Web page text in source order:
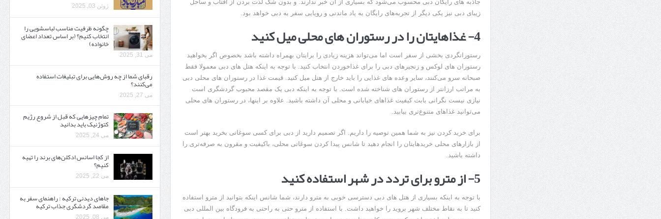
جاذبه های رایگان دبی محسوب می‌شود که بسیاری از آن خبر ندارند. و بدون شک لذت بردن از آفتاب و ساحل
زیبای دبی نیز یکی دیگر از تجربه‌های رایگان به یاد ماندنی و رویایی سفر به دبی خواهد بود.
4- غذاهایتان را در رستوران های محلی میل کنید
رستورانگردی بخشی از سفر است اما می‌تواند هزینه زیادی را برایتان بهمراه داشته باشد بخصوص اگر بخواهید
رستوران های لوکس و زنجیره‎ای دبی را برای غذاخوردن انتخاب کنید. با توجه به اینکه هتل های دبی معمولا فقط
صبحانه سرو می‌کنند، سایر وعده های غذایی را باید خارج از هتل میل کنید. قیمت غذا در رستوران های محلی دبی
به مراتب ارزانتر از رستوران های شناخته شده است. با توجه به اینکه دبی یک مقصد محبوب گردشگری است
نیازی نیست نگرانی بابت کیفیت غذاهای خیابانی و محلی آن داشته باشید. علاوه بر اینها، در رستوران های محلی
می‌توانید غذاهای متنوع‌تری بیابید.
برای خرید کردن نیز به شما همین توصیه را داریم. اگر تصمیم دارید از دبی برای کسی سوغاتی بخرید بهتر است
از بازارهای محلی خریدهایتان را انجام دهید تا شانس پیدا کردن سوغاتی محلی، باکیفیت و مقرون به صرفه‌تری را
داشته باشید.
5- از مترو برای تردد در شهر استفاده کنید
با توجه به اینکه بسیاری از هتل های دبی دسترسی خوبی به مترو دارند، شما شانس اینکه بتوانید از مترو استفاده
کنید تا به نقاط مختلف شهر بروید را خواهید داشت. با استفاده از مترو حتی به راحتی به فرودگاه بین المللی دبی
ژوئن 03, 2025
چگونه ظرفیت مناسب لباسشویی را
انتخاب کنیم؟ (بر اساس تعداد اعضای
خانواده)
می 31, 2025
رقبای شما از چه روش‌هایی برای تبلیغات استفاده
می‌کنند؟
می 27, 2025
تمام چیزهایی که قبل از شروع رژیم
کتوژنیک باید بدانید‎
می 24, 2025
از کجا اسانس ادکلن‌های برند را تهیه
کنیم؟
می 22, 2025
جاهای دیدنی ترکیه : راهنمای سفر به
مقاصد گردشگری جذاب ترکیه
می 08, 2025